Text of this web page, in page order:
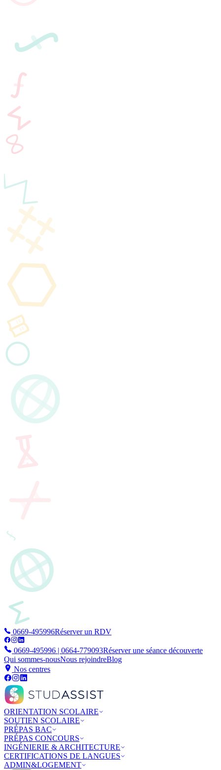
0669-495996Réserver un RDV
0669-495996 | 0664-779093Réserver une séance découverte
Qui sommes-nousNous rejoindreBlog
Nos centres
ORIENTATION SCOLAIRE
SOUTIEN SCOLAIRE
PRÉPAS BAC
PRÉPAS CONCOURS
INGÉNIERIE & ARCHITECTURE
CERTIFICATIONS DE LANGUES
ADMIN&LOGEMENT